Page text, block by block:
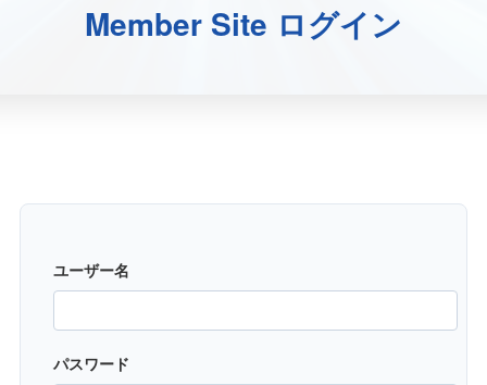
Member Site ログイン
ユーザー名
パスワード